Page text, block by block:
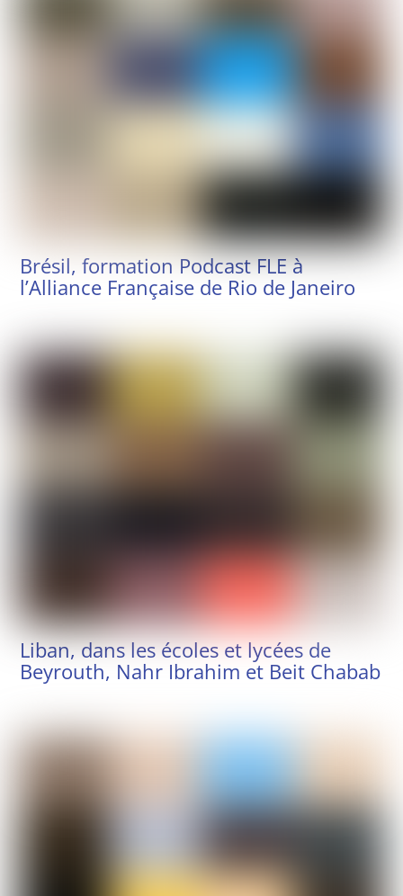
Brésil, formation Podcast FLE à
l’Alliance Française de Rio de Janeiro
Liban, dans les écoles et lycées de
Beyrouth, Nahr Ibrahim et Beit Chabab